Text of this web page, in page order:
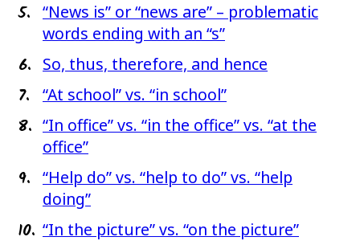
5. “News is” or “news are” – problematic
words ending with an “s”
6. So, thus, therefore, and hence
7. “At school” vs. “in school”
8. “In office” vs. “in the office” vs. “at the
office”
9. “Help do” vs. “help to do” vs. “help
doing”
10. “In the picture” vs. “on the picture”